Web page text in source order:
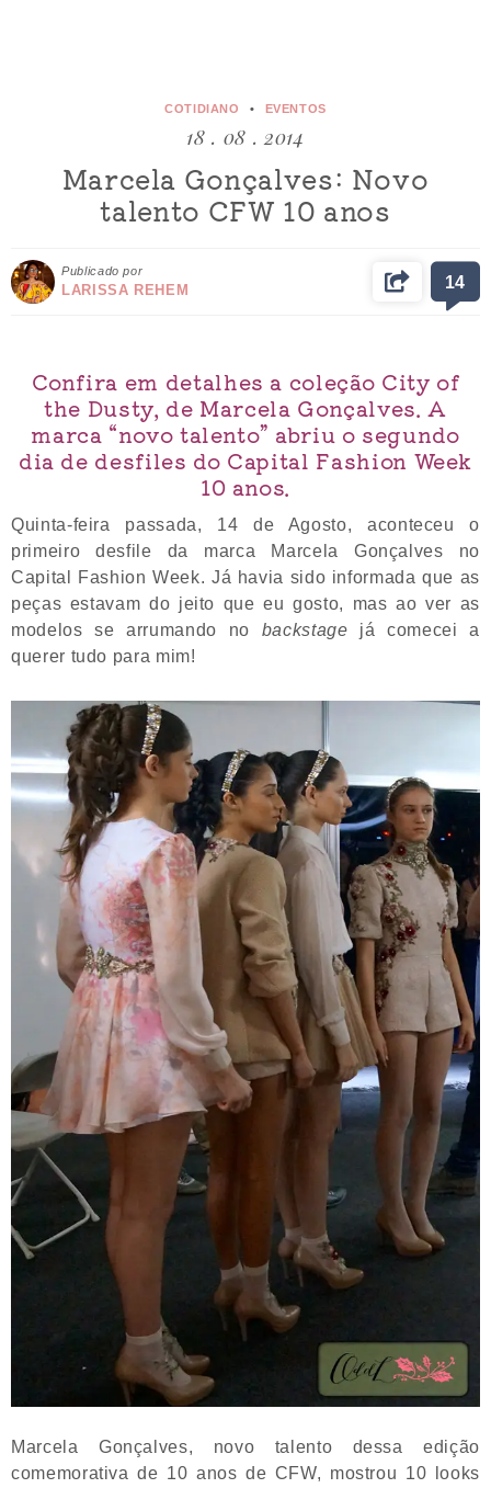
COTIDIANO EVENTOS
18 . 08 . 2014
Marcela Gonçalves: Novo
talento CFW 10 anos
Publicado por
LARISSA REHEM 14
Confira em detalhes a coleção City of
the Dusty, de Marcela Gonçalves. A
marca “novo talento” abriu o segundo
dia de desfiles do Capital Fashion Week
10 anos.
Quinta-feira passada, 14 de Agosto, aconteceu o
primeiro desfile da marca Marcela Gonçalves no
Capital Fashion Week. Já havia sido informada que as
peças estavam do jeito que eu gosto, mas ao ver as
modelos se arrumando no backstage já comecei a
querer tudo para mim!
Marcela Gonçalves, novo talento dessa edição
comemorativa de 10 anos de CFW, mostrou 10 looks